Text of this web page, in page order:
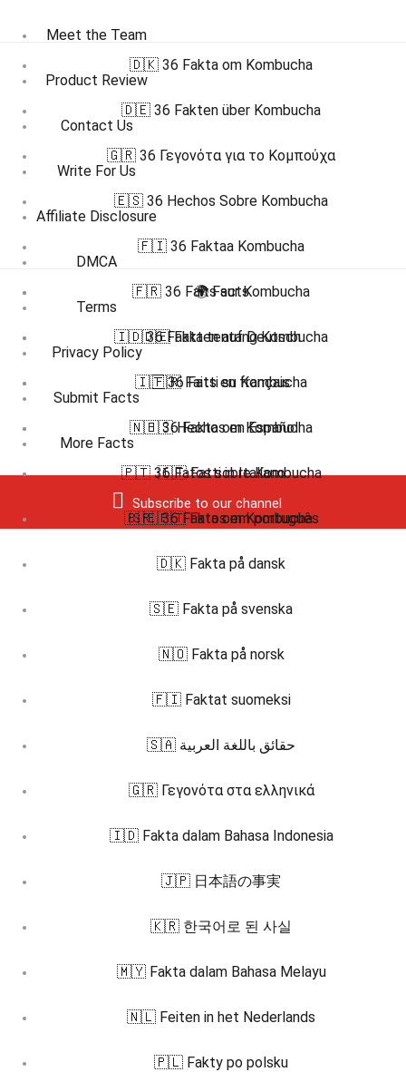
Meet the Team
Product Review
Contact Us
Write For Us
Affiliate Disclosure
DMCA
Terms
Privacy Policy
Submit Facts
More Facts
Subscribe to our channel
🇩🇰 36 Fakta om Kombucha
🇩🇪 36 Fakten über Kombucha
🇬🇷 36 Γεγονότα για το Κομπούχα
🇪🇸 36 Hechos Sobre Kombucha
🇫🇮 36 Faktaa Kombucha
🇫🇷 36 Faits sur Kombucha
🇮🇩 36 Fakta tentang Kombucha
🇮🇹 36 Fatti su Kombucha
🇳🇴 36 Fakta om Kombucha
🇵🇹 36 Fatos sobre Kombucha
🇸🇪 36 Fakta om Kombucha
🌍 Facts
🇩🇪 Fakten auf Deutsch
🇫🇷 Faits en français
🇪🇸 Hechos en Español
🇮🇹 Fatti in Italiano
🇧🇷 🇵🇹 Fatos em português
🇩🇰 Fakta på dansk
🇸🇪 Fakta på svenska
🇳🇴 Fakta på norsk
🇫🇮 Faktat suomeksi
🇸🇦 حقائق باللغة العربية
🇬🇷 Γεγονότα στα ελληνικά
🇮🇩 Fakta dalam Bahasa Indonesia
🇯🇵 日本語の事実
🇰🇷 한국어로 된 사실
🇲🇾 Fakta dalam Bahasa Melayu
🇳🇱 Feiten in het Nederlands
🇵🇱 Fakty po polsku